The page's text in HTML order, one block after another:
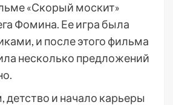
«Скорый москит»
Фомина. Ее игра была
и после этого фильма
несколько предложений
и начало карьеры